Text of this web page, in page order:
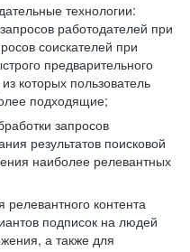
технологии:
работодателей при
соискателей при
предварительного
которых пользователь
подходящие;
запросов
результатов поисковой
наиболее релевантных
контента
подписок на людей
а также для